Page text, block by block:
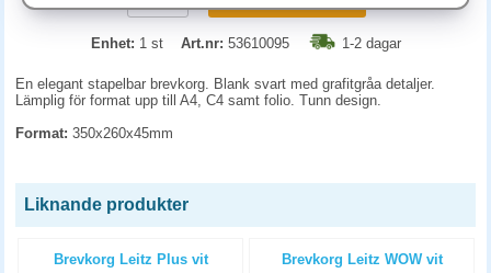
Enhet: 1 st Art.nr: 53610095 1-2 dagar
En elegant stapelbar brevkorg. Blank svart med grafitgråa detaljer.
Lämplig för format upp till A4, C4 samt folio. Tunn design.
Format: 350x260x45mm
Liknande produkter
Brevkorg Leitz Plus vit Brevkorg Leitz WOW vit